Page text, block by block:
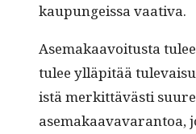
kaupungeis­sa vaativa.
Ase­makaavoitus­ta
tulee ylläpitää
istä merkit­tävästi
ase­makaavavaran­toa,